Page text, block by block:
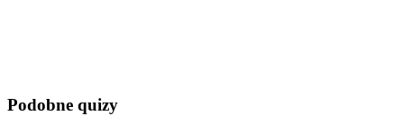
Podobne quizy